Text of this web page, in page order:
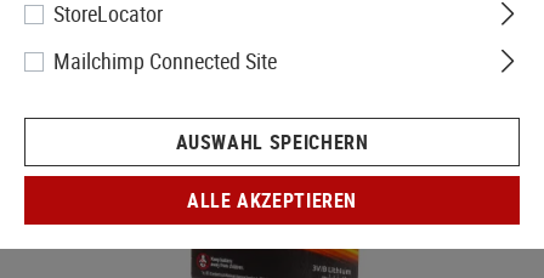
StoreLocator
Mailchimp Connected Site
AUSWAHL SPEICHERN
ALLE AKZEPTIEREN